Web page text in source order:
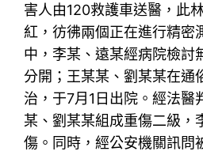
害人由120救護車送醫，此
紅，彷彿兩個正在進行精密
中，李某、遠某經病院檢討
分開；王某某、劉某某在通
治，于7月1日出院。經法醫
某、劉某某組成重傷二級，
傷。同時，經公安機關訊問